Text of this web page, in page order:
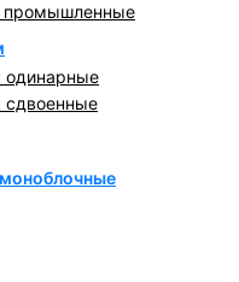
промышленные
одинарные
сдвоенные